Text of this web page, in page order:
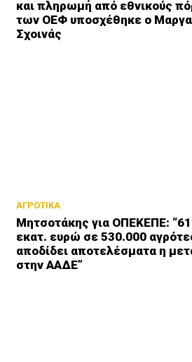
και πληρωμή από εθνικούς
των ΟΕΦ υποσχέθηκε ο
Σχοινάς
ΑΓΡΟΤΙΚΑ
Μητσοτάκης για ΟΠΕΚΕΠΕ:
εκατ. ευρώ σε 530.000
αποδίδει αποτελέσματα η
στην ΑΑΔΕ”